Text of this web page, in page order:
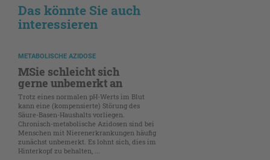
Das könnte Sie auch
interessieren
METABOLISCHE AZIDOSE
MSie schleicht sich
gerne unbemerkt an
Trotz eines normalen pH-Werts im Blut
kann eine (kompensierte) Störung des
Säure-Basen-Haushalts vorliegen.
Chronisch-metabolische Azidosen sind bei
Menschen mit Nierenerkrankungen häufig
zunächst unbemerkt. Es lohnt sich, dies im
Hinterkopf zu behalten, ...